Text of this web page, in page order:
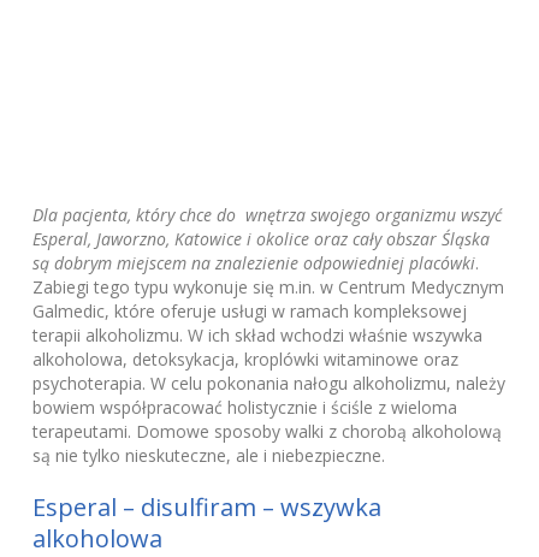
Dla pacjenta, który chce do wnętrza swojego organizmu wszyć
Esperal, Jaworzno, Katowice i okolice oraz cały obszar Śląska
są dobrym miejscem na znalezienie odpowiedniej placówki.
Zabiegi tego typu wykonuje się m.in. w Centrum Medycznym
Galmedic, które oferuje usługi w ramach kompleksowej
terapii alkoholizmu. W ich skład wchodzi właśnie wszywka
alkoholowa, detoksykacja, kroplówki witaminowe oraz
psychoterapia. W celu pokonania nałogu alkoholizmu, należy
bowiem współpracować holistycznie i ściśle z wieloma
terapeutami. Domowe sposoby walki z chorobą alkoholową
są nie tylko nieskuteczne, ale i niebezpieczne.
Esperal – disulfiram – wszywka
alkoholowa